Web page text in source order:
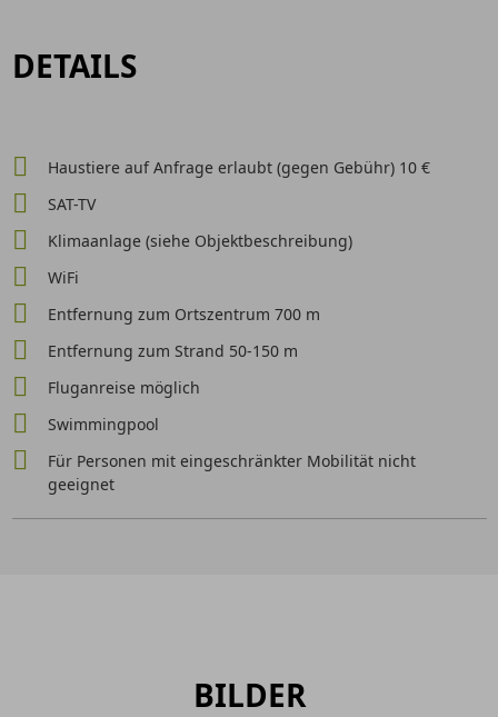
DETAILS
Haustiere auf Anfrage erlaubt (gegen Gebühr) 10 €
SAT-TV
Klimaanlage (siehe Objektbeschreibung)
WiFi
Entfernung zum Ortszentrum 700 m
Entfernung zum Strand 50-150 m
Fluganreise möglich
Swimmingpool
Für Personen mit eingeschränkter Mobilität nicht
geeignet
BILDER